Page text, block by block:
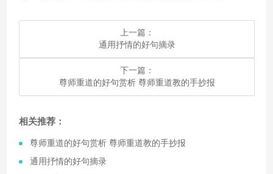
上一篇：
​通用抒情的好句摘录
下一篇：
​尊师重道的好句赏析 尊师重道教的手抄报
相关推荐：
​尊师重道的好句赏析 尊师重道教的手抄报
​通用抒情的好句摘录